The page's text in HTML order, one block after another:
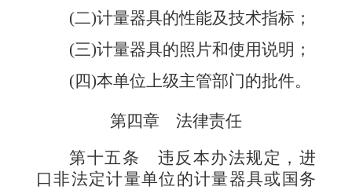
(二)计量器具的性能及技术指标；
(三)计量器具的照片和使用说明；
(四)本单位上级主管部门的批件。
第四章 法律责任
第十五条 违反本办法规定，进
口非法定计量单位的计量器具或国务